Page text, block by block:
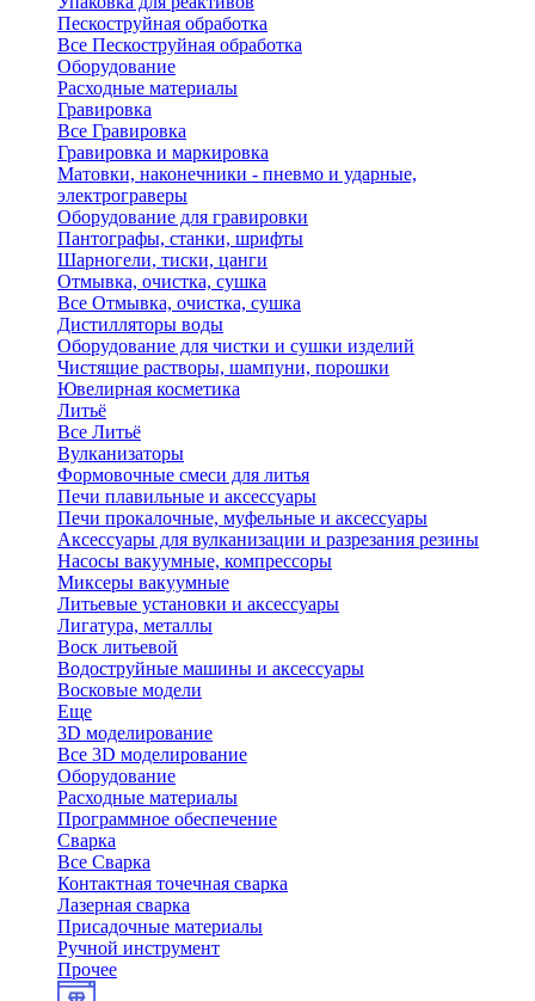
Пескоструйная обработка
Все Пескоструйная обработка
Оборудование
Расходные материалы
Гравировка
Все Гравировка
Гравировка и маркировка
Матовки, наконечники - пневмо и ударные,
электрограверы
Оборудование для гравировки
Пантографы, станки, шрифты
Шарногели, тиски, цанги
Отмывка, очистка, сушка
Все Отмывка, очистка, сушка
Дистилляторы воды
Оборудование для чистки и сушки изделий
Чистящие растворы, шампуни, порошки
Ювелирная косметика
Литьё
Все Литьё
Вулканизаторы
Формовочные смеси для литья
Печи плавильные и аксессуары
Печи прокалочные, муфельные и аксессуары
Аксессуары для вулканизации и разрезания резины
Насосы вакуумные, компрессоры
Миксеры вакуумные
Литьевые установки и аксессуары
Лигатура, металлы
Воск литьевой
Водоструйные машины и аксессуары
Восковые модели
Еще
3D моделирование
Все 3D моделирование
Оборудование
Расходные материалы
Программное обеспечение
Сварка
Все Сварка
Контактная точечная сварка
Лазерная сварка
Присадочные материалы
Ручной инструмент
Прочее